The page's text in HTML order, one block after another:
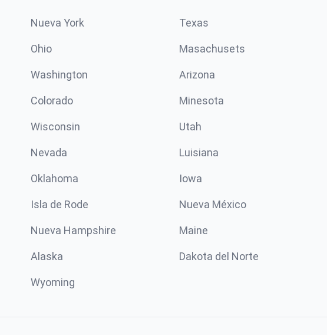
Nueva York Texas
Ohio Masachusets
Washington Arizona
Colorado Minesota
Wisconsin Utah
Nevada Luisiana
Oklahoma Iowa
Isla de Rode Nueva México
Nueva Hampshire Maine
Alaska Dakota del Norte
Wyoming